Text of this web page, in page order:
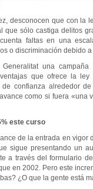
desconocen que con la
que sólo castiga delitos
faltas en una
o discriminación debido
una
que ofrece la
confianza alrededor
como si fuera «una
este curso
de la entrada en vigor
sigue presentando un
a través del formulario
en 2002. Pero este
¿O que la gente está